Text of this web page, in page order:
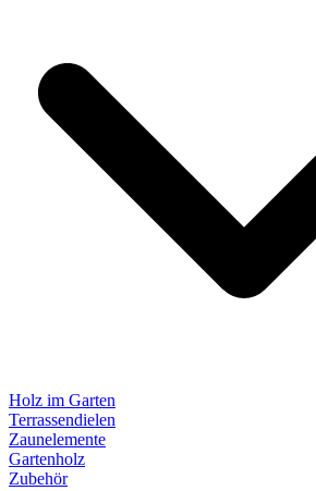
Holz im Garten
Terrassendielen
Zaunelemente
Gartenholz
Zubehör